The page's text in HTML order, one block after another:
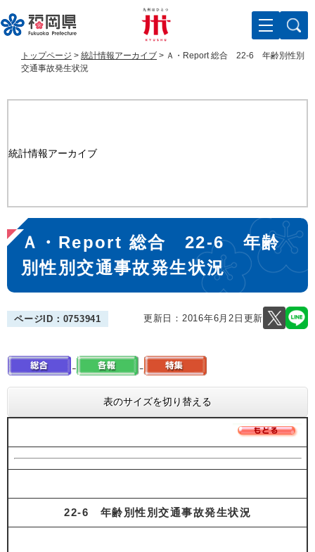
ー
ジ
ニ
ュ
文
トップページ > 統計情報アーカイブ > Ａ・Report 総合 22-6 年齢別性別
交通事故発生状況
統計情報アーカイブ
本
文
Ａ・Report 総合 22-6 年齢
別性別交通事故発生状況
ページID：0753941 更新日：2016年6月2日更新
表のサイズを切り替える
22-6 年齢別性別交通事故発生状況